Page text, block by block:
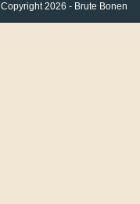
Copyright 2026 - Brute Bonen